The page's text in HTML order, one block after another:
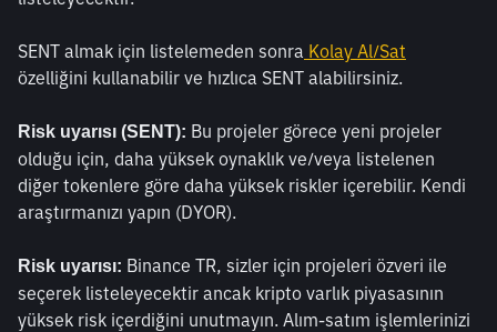
SENT almak için listelemeden sonra Kolay Al/Sat
özelliğini kullanabilir ve hızlıca SENT alabilirsiniz.
Risk uyarısı (SENT): Bu projeler görece yeni projeler
olduğu için, daha yüksek oynaklık ve/veya listelenen
diğer tokenlere göre daha yüksek riskler içerebilir. Kendi
araştırmanızı yapın (DYOR).
Risk uyarısı: Binance TR, sizler için projeleri özveri ile
seçerek listeleyecektir ancak kripto varlık piyasasının
yüksek risk içerdiğini unutmayın. Alım-satım işlemlerinizi